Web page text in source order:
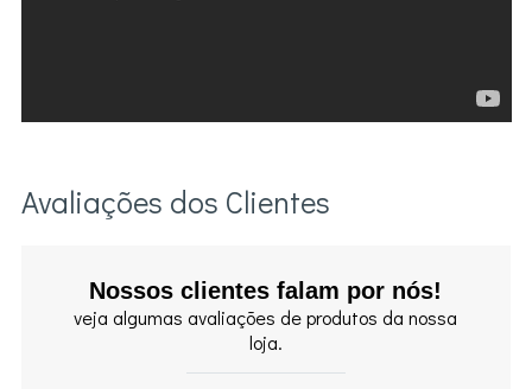
Avaliações dos Clientes
Nossos clientes falam por nós!
veja algumas avaliações de produtos da nossa
loja.